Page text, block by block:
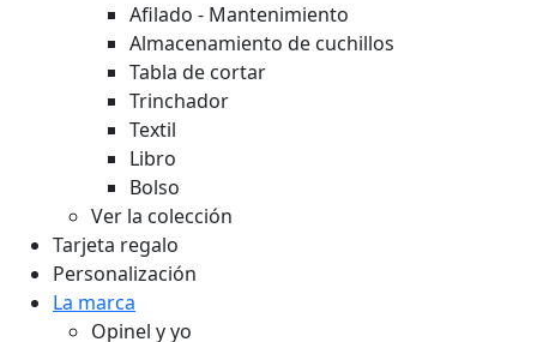
Afilado - Mantenimiento
Almacenamiento de cuchillos
Tabla de cortar
Trinchador
Textil
Libro
Bolso
Ver la colección
Tarjeta regalo
Personalización
La marca
Opinel y yo